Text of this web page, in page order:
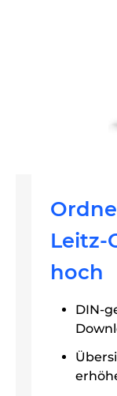
Leitz-
hoch
DIN-